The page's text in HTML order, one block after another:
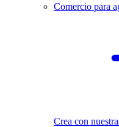
Comercio para
Crea con